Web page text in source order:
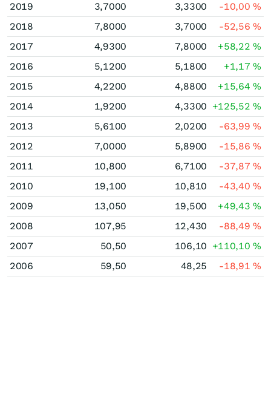
2019
3,7000 3,3300 -10,00%
2018
7,8000 3,7000 -52,56%
2017
4,9300 7,8000 +58,22%
2016
5,1200 5,1800 +1,17%
2015
4,2200 4,8800 +15,64%
2014
1,9200 4,3300 +125,52%
2013
5,6100 2,0200 -63,99%
2012
7,0000 5,8900 -15,86%
2011
10,800 6,7100 -37,87%
2010
19,100 10,810 -43,40%
2009
13,050 19,500 +49,43%
2008
107,95 12,430 -88,49%
2007
50,50 106,10 +110,10%
2006
59,50 48,25 -18,91%